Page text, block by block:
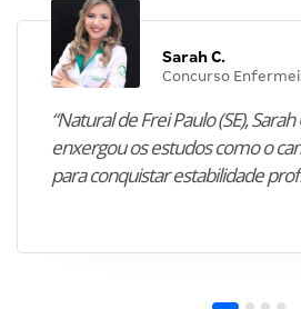
Sarah C.
Concurso
“Natural de Frei Paulo (SE),
enxergou os estudos como o
para conquistar estabilidade